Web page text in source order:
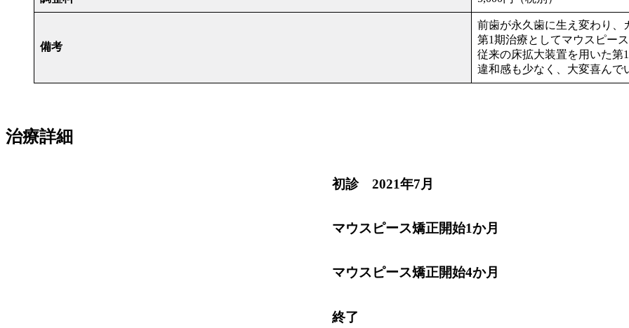
備考
前歯が永久歯に生え変わり、
第1期治療としてマウスピー
従来の床拡大装置を用いた第
違和感も少なく、大変喜んで
治療詳細
初診 2021年7月
マウスピース矯正開始1か月
マウスピース矯正開始4か月
終了